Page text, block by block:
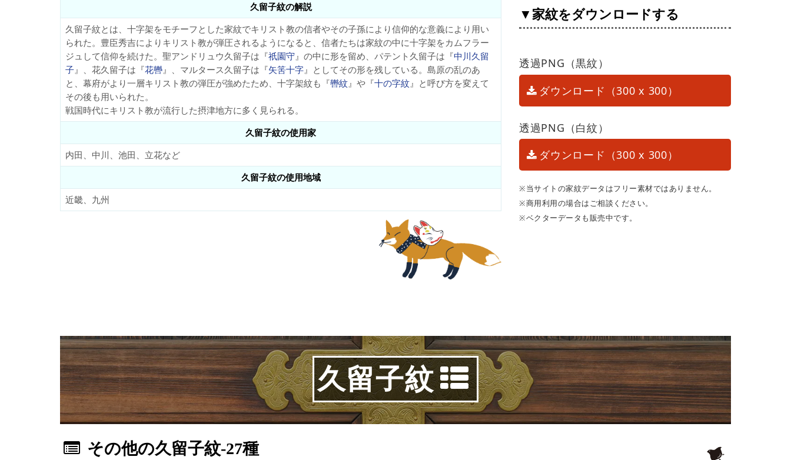
久留子紋の解説
久留子紋とは、十字架をモチーフとした家紋でキリスト教の信者やその子孫により信仰的な意義により用い
られた。豊臣秀吉によりキリスト教が弾圧されるようになると、信者たちは家紋の中に十字架をカムフラー
ジュして信仰を続けた。聖アンドリュウ久留子は『祇園守』の中に形を留め、パテント久留子は『中川久留
子』、花久留子は『花轡』、マルタース久留子は『矢筈十字』としてその形を残している。島原の乱のあ
と、幕府がより一層キリスト教の弾圧が強めたため、十字架紋も『轡紋』や『十の字紋』と呼び方を変えて
その後も用いられた。
戦国時代にキリスト教が流行した摂津地方に多く見られる。
久留子紋の使用家
内田、中川、池田、立花など
久留子紋の使用地域
近畿、九州
▼家紋をダウンロードする
透過PNG（黒紋）
ダウンロード（300 x 300）
透過PNG（白紋）
ダウンロード（300 x 300）
※当サイトの家紋データはフリー素材ではありません。
※商用利用の場合はご相談ください。
※ベクターデータも販売中です。
久留子紋
その他の久留子紋-27種